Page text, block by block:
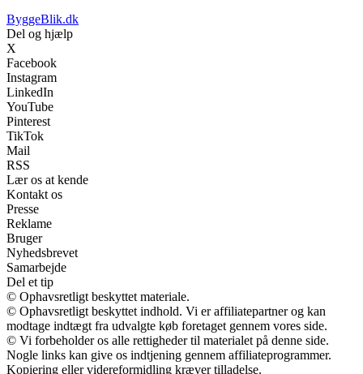
ByggeBlik.dk
Del og hjælp
X
Facebook
Instagram
LinkedIn
YouTube
Pinterest
TikTok
Mail
RSS
Lær os at kende
Kontakt os
Presse
Reklame
Bruger
Nyhedsbrevet
Samarbejde
Del et tip
© Ophavsretligt beskyttet materiale.
© Ophavsretligt beskyttet indhold. Vi er affiliatepartner og kan
modtage indtægt fra udvalgte køb foretaget gennem vores side.
© Vi forbeholder os alle rettigheder til materialet på denne side.
Nogle links kan give os indtjening gennem affiliateprogrammer.
Kopiering eller videreformidling kræver tilladelse.